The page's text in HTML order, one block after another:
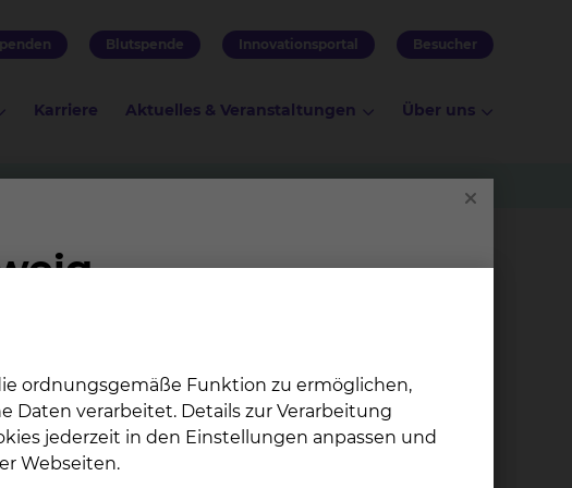
Blutspende Innovationsportal Besucher
Karriere Aktuelles & Veranstaltungen Über uns
gGmbH.
für
ordnungsgemäße Funktion zu ermöglichen,
Daten verarbeitet. Details zur Verarbeitung
jederzeit in den Einstellungen anpassen und
Webseiten.